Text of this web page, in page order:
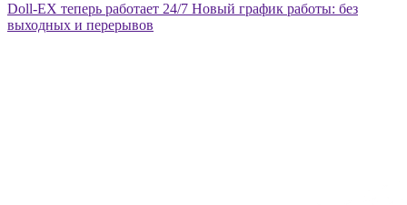
Doll-EX теперь работает 24/7 Новый график работы: без
выходных и перерывов